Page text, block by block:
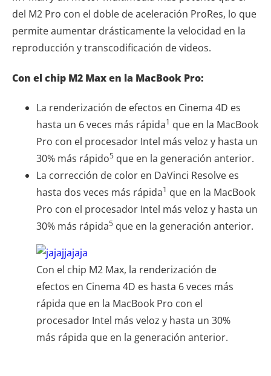
del M2 Pro con el doble de aceleración ProRes, lo que
permite aumentar drásticamente la velocidad en la
reproducción y transcodificación de videos.
Con el chip M2 Max en la MacBook Pro:
La renderización de efectos en Cinema 4D es
hasta un 6 veces más rápida1 que en la MacBook
Pro con el procesador Intel más veloz y hasta un
30% más rápido5 que en la generación anterior.
La corrección de color en DaVinci Resolve es
hasta dos veces más rápida1 que en la MacBook
Pro con el procesador Intel más veloz y hasta un
30% más rápida5 que en la generación anterior.
Con el chip M2 Max, la renderización de
efectos en Cinema 4D es hasta 6 veces más
rápida que en la MacBook Pro con el
procesador Intel más veloz y hasta un 30%
más rápida que en la generación anterior.